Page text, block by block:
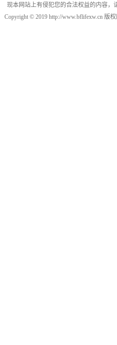
现本网站上有侵犯您的合法权益的内容，
Copyright © 2019 http://www.bflifexw.cn 版